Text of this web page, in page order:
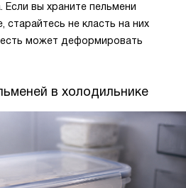
Если вы храните пельмени
старайтесь не класть на них
может деформировать
в холодильнике